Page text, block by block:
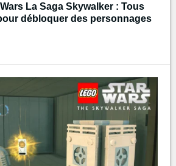
La Saga Skywalker : Tous
débloquer des personnages